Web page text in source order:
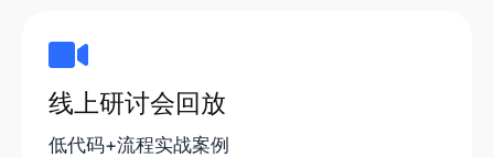
线上研讨会回放
低代码+流程实战案例